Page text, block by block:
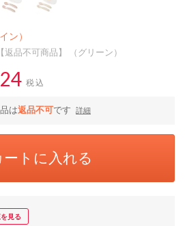
ン）
品不可商品】 （グリーン）
税込
は返品不可です 詳細
ートに入れる
見る